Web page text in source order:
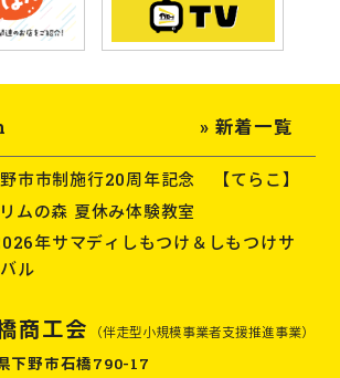
» 新着一覧
市市制施行20周年記念 【てらこ】
ムの森 夏休み体験教室
年サマディしもつけ＆しもつけサ
ル
商工会 （伴走型小規模事業者支援推進事業）
下野市石橋790-17